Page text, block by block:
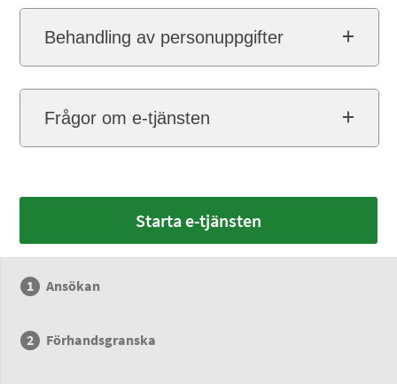
Behandling av personuppgifter
Frågor om e-tjänsten
Starta e-tjänsten
Ansökan
Förhandsgranska